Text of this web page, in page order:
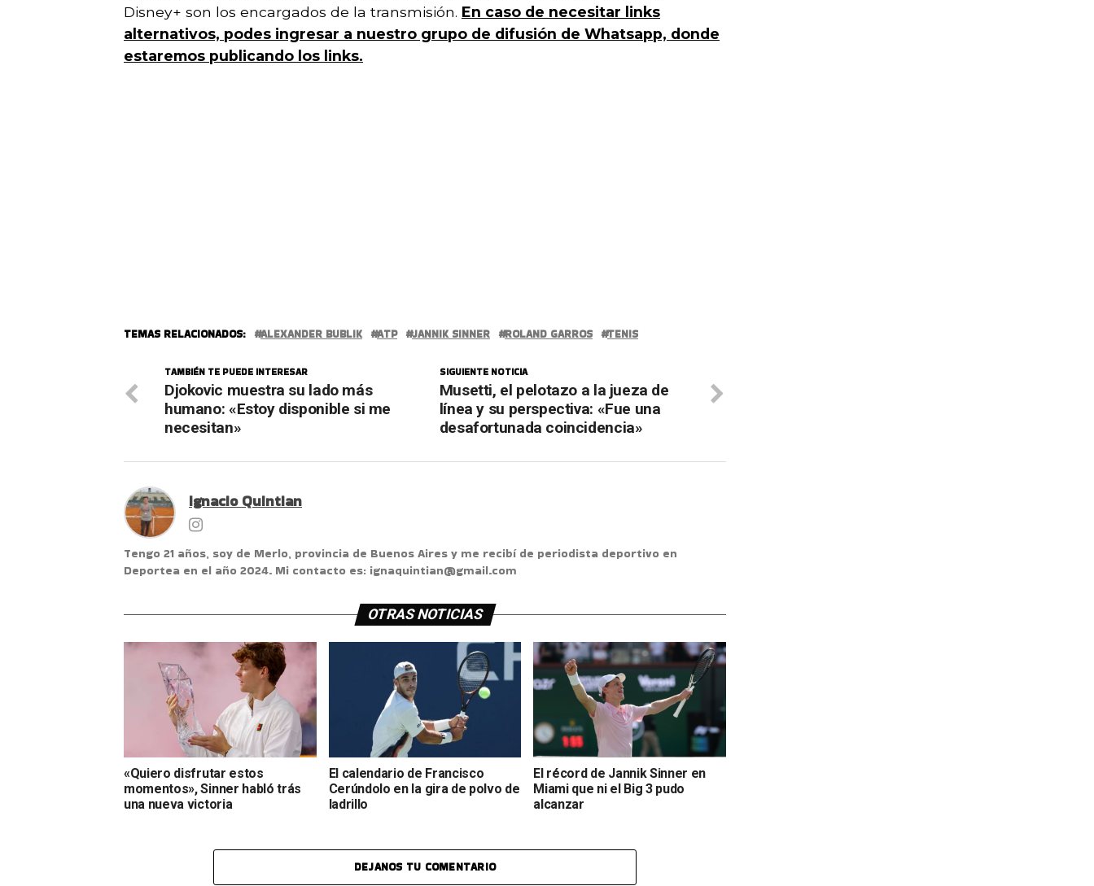
Disney+ son los encargados de la transmisión. En caso de necesitar links
alternativos, podes ingresar a nuestro grupo de difusión de Whatsapp, donde
estaremos publicando los links.
TEMAS RELACIONADOS: ALEXANDER BUBLIK ATP JANNIK SINNER ROLAND GARROS TENIS
SIGUIENTE NOTICIA
Musetti, el pelotazo a la jueza de
línea y su perspectiva: «Fue una
desafortunada coincidencia»
TAMBIÉN TE PUEDE INTERESAR
Djokovic muestra su lado más
humano: «Estoy disponible si me
necesitan»
Ignacio Quintian
Tengo 21 años, soy de Merlo, provincia de Buenos Aires y me recibí de periodista deportivo en
Deportea en el año 2024. Mi contacto es: ignaquintian@gmail.com
OTRAS NOTICIAS
«Quiero disfrutar estos
momentos», Sinner habló trás
una nueva victoria
El calendario de Francisco
Cerúndolo en la gira de polvo de
ladrillo
El récord de Jannik Sinner en
Miami que ni el Big 3 pudo
alcanzar
DEJANOS TU COMENTARIO